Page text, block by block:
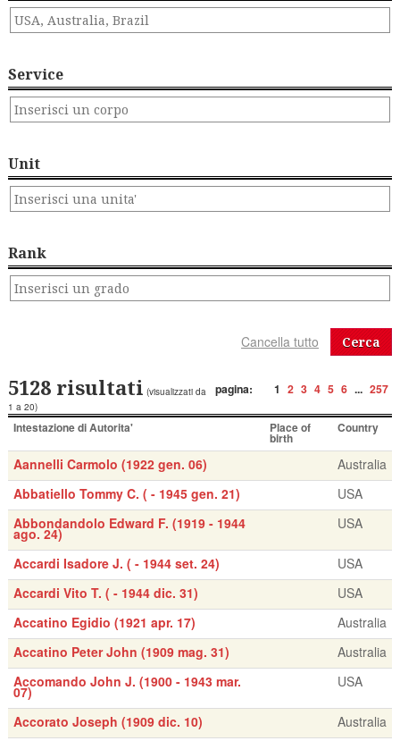
Service
Unit
Rank
Cerca
pagina: 1 2 3 4 5 6 ... 257
5128 risultati (visualizzati da
1 a 20)
Intestazione di Autorita' Place of
birth
Country
Aannelli Carmolo (1922 gen. 06)
Australia
Abbatiello Tommy C. ( - 1945 gen. 21)
USA
Abbondandolo Edward F. (1919 - 1944
ago. 24)
USA
Accardi Isadore J. ( - 1944 set. 24)
USA
Accardi Vito T. ( - 1944 dic. 31)
USA
Accatino Egidio (1921 apr. 17)
Australia
Accatino Peter John (1909 mag. 31)
Australia
Accomando John J. (1900 - 1943 mar.
07)
USA
Accorato Joseph (1909 dic. 10)
Australia